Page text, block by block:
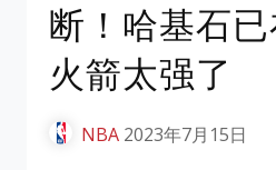
断！哈基石已
火箭太强了
NBA 2023年7月15日